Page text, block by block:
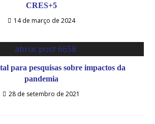
CRES+5
14 de março de 2024
para pesquisas sobre impactos da
pandemia
28 de setembro de 2021